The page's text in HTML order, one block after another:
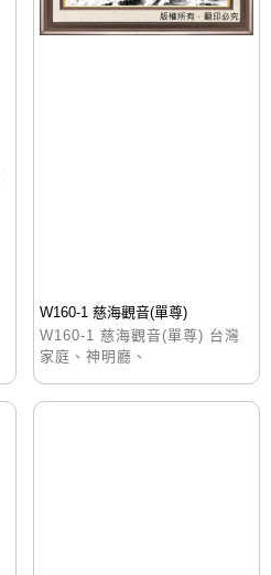
W160-1 慈海觀音(單尊)
W160-1 慈海觀音(單尊) 台灣
家庭、神明廳、